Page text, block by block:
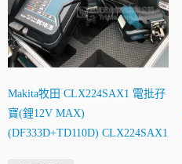
Makita牧田 CLX224SAX1 電批孖
寶(鋰12V MAX)
(DF333D+TD110D) CLX224SAX1